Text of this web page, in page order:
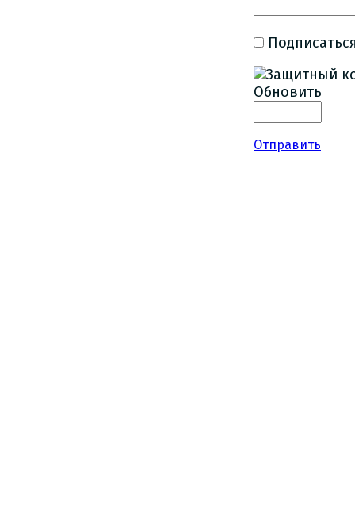
Обновить
Отправить